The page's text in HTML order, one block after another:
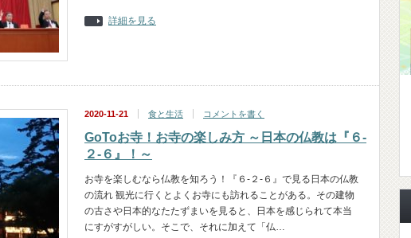
詳細を見る
2020-11-21 食と生活 コメントを書く
GoToお寺！お寺の楽しみ方 ～日本の仏教は『６-
２-６』！～
お寺を楽しむなら仏教を知ろう！『６-２-６』で見る日本の仏教
の流れ 観光に行くとよくお寺にも訪れることがある。その建物
の古さや日本的なたたずまいを見ると、日本を感じられて本当
にすがすがしい。そこで、それに加えて「仏…